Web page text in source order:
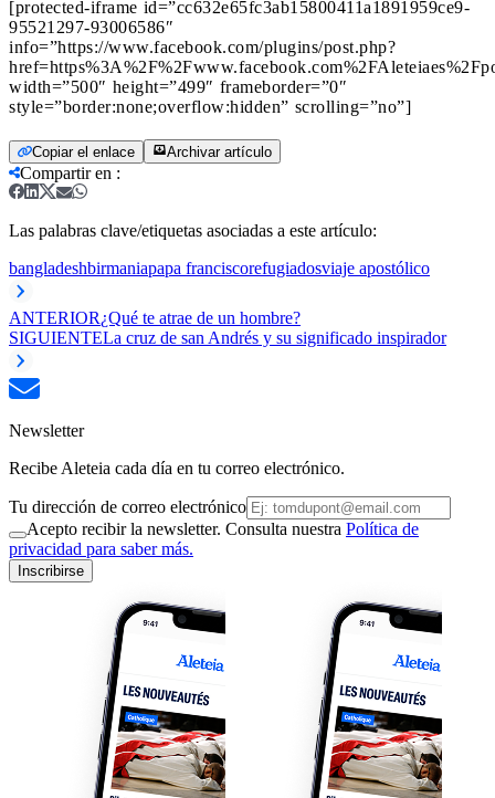
[protected-iframe id=”cc632e65fc3ab15800411a1891959ce9-
95521297-93006586″
info=”https://www.facebook.com/plugins/post.php?
width=”500″ height=”499″ frameborder=”0″
style=”border:none;overflow:hidden” scrolling=”no”]
Copiar el enlace Archivar artículo
Compartir en :
Las palabras clave/etiquetas asociadas a este artículo:
bangladeshbirmaniapapa franciscorefugiadosviaje apostólico
ANTERIOR¿Qué te atrae de un hombre?
SIGUIENTELa cruz de san Andrés y su significado inspirador
Newsletter
Recibe Aleteia cada día en tu correo electrónico.
Tu dirección de correo electrónico
Acepto recibir la newsletter. Consulta nuestra Política de
privacidad para saber más.
Inscribirse